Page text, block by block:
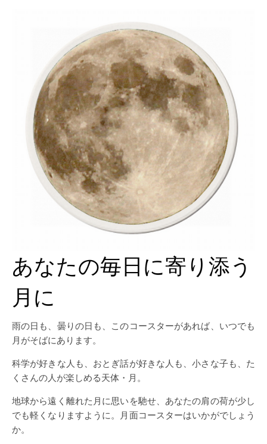
あなたの毎日に寄り添う
月に
雨の日も、曇りの日も、このコースターがあれば、いつでも
月がそばにあります。
科学が好きな人も、おとぎ話が好きな人も、小さな子も、た
くさんの人が楽しめる天体・月。
地球から遠く離れた月に思いを馳せ、あなたの肩の荷が少し
でも軽くなりますように。月面コースターはいかがでしょう
か。